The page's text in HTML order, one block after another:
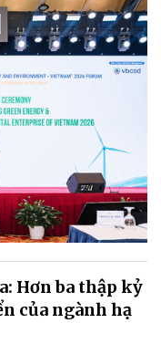
Hơn ba thập kỷ
của ngành hạ